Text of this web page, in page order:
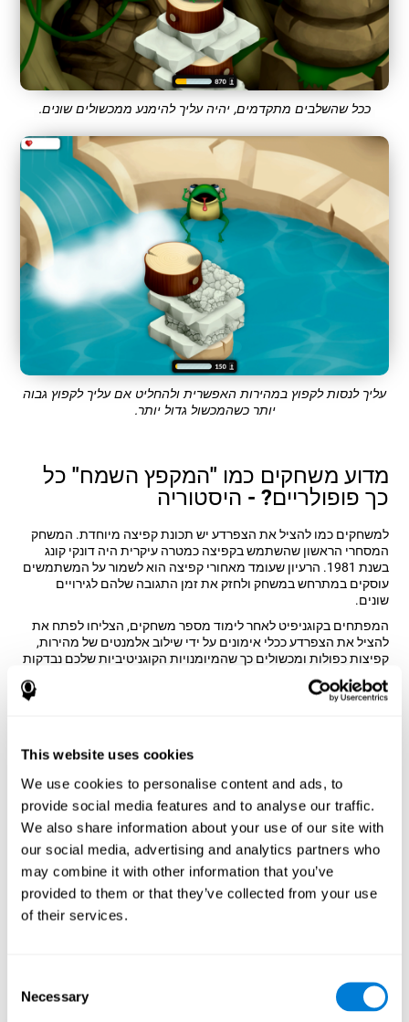
This website uses cookies
We use cookies to personalise content and ads, to
provide social media features and to analyse our traffic.
We also share information about your use of our site with
our social media, advertising and analytics partners who
may combine it with other information that you’ve
provided to them or that they’ve collected from your use
of their services.
Selection
Necessary
ככל שהשלבים מתקדמים, יהיה עליך להימנע ממכשולים שונים.
עליך לנסות לקפוץ במהירות האפשרית ולהחליט אם עליך לקפוץ גבוה
יותר כשהמכשול גדול יותר.
מדוע משחקים כמו "המקפץ השמח" כל
כך פופולריים? - היסטוריה
למשחקים כמו להציל את הצפרדע יש תכונת קפיצה מיוחדת. המשחק
המסחרי הראשון שהשתמש בקפיצה כמטרה עיקרית היה דונקי קונג
בשנת 1981. הרעיון שעומד מאחורי קפיצה הוא לשמור על המשתמשים
עוסקים במתרחש במשחק ולחזק את זמן התגובה שלהם לגירויים
שונים.
המפתחים בקוגניפיט לאחר לימוד מספר משחקים, הצליחו לפתח את
להציל את הצפרדע ככלי אימונים על ידי שילוב אלמנטים של מהירות,
קפיצות כפולות ומכשולים כך שהמיומנויות הקוגניטיביות שלכם נבדקות
כל הזמן.
כיצד משחק המוח "המקפץ השמח"
לשחק משחקים כמו להציל את הצפרדע של קוגניפיט מגרה דפוס
הפעלה עצבי ספציפי. משחק חוזר ונשנה ואימון עקבי של תבנית זו
מסייע למעגלים עצביים לארגן מחדש ולשחזר פונקציות קוגניטיביות
מוחלשות או פגועות.
גירוי כישורינו באופן עקבי יכול לסייע ביצירת סינפסות חדשות ולעזור
למעגלים עצביים לארגן מחדש ולשפר את התפקודים הקוגניטיביים.
המשחק להציל את הצפרדע מעורר מיומנויות הקשורות לעיכוב והערכה.
שבוע ראשון שבוע שני